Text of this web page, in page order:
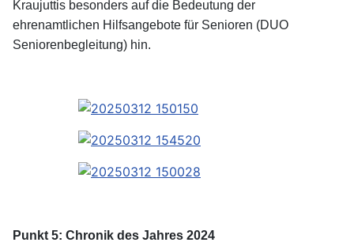
Kraujuttis besonders auf die Bedeutung der
ehrenamtlichen Hilfsangebote für Senioren (DUO
Seniorenbegleitung) hin.
Punkt 5: Chronik des Jahres 2024